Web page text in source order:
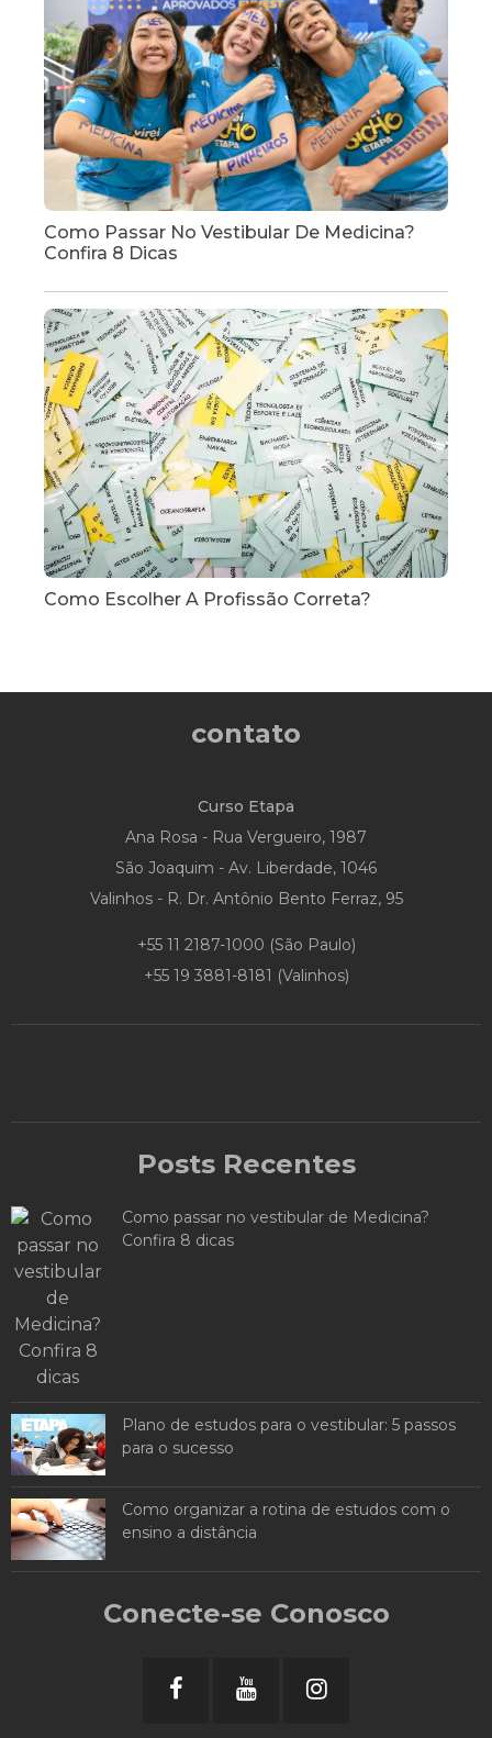
Como Passar No Vestibular De Medicina?
Confira 8 Dicas
Como Escolher A Profissão Correta?
contato
Curso Etapa
Ana Rosa - Rua Vergueiro, 1987
São Joaquim - Av. Liberdade, 1046
Valinhos - R. Dr. Antônio Bento Ferraz, 95
+55 11 2187-1000 (São Paulo)
+55 19 3881-8181 (Valinhos)
Posts Recentes
Como passar no vestibular de Medicina?
Confira 8 dicas
Plano de estudos para o vestibular: 5 passos
para o sucesso
Como organizar a rotina de estudos com o
ensino a distância
Conecte-se Conosco